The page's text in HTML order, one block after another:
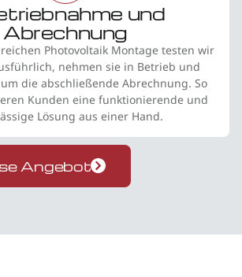
und
Abrechnung
Photovoltaik Montage testen wir
nehmen sie in Betrieb und
die abschließende Abrechnung. So
Kunden eine funktionierende und
Lösung aus einer Hand.
Angebot